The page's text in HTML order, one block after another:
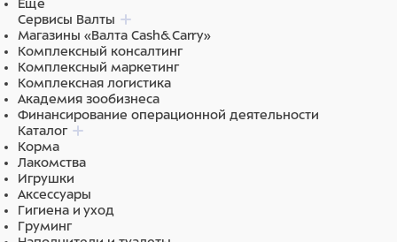
Еще
Сервисы Валты
Магазины «Валта Cash&Carry»
Комплексный консалтинг
Комплексный маркетинг
Комплексная логистика
Академия зообизнеса
Финансирование операционной деятельности
Каталог
Корма
Лакомства
Игрушки
Аксессуары
Гигиена и уход
Груминг